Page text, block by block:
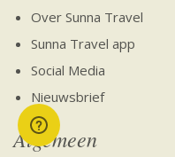
Over Sunna Travel
Sunna Travel app
Social Media
Nieuwsbrief
Algemeen